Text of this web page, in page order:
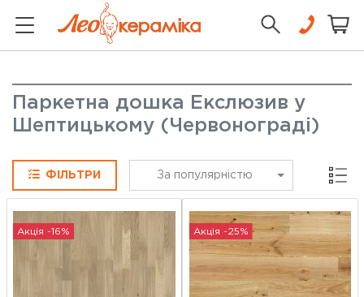
Паркетна дошка Екслюзив у
Шептицькому (Червонограді)
ФІЛЬТРИ За популярністю Сітка
Акція -16% Акція -25%